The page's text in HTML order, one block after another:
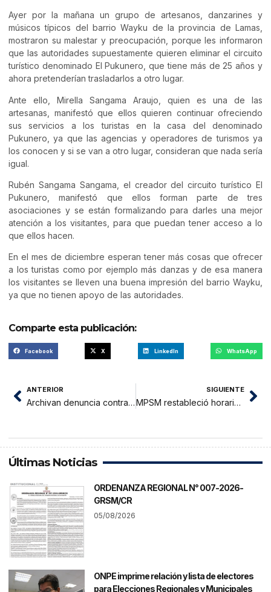
Ayer por la mañana un grupo de artesanos, danzarines y
músicos típicos del barrio Wayku de la provincia de Lamas,
mostraron su malestar y preocupación, porque les informaron
que las autoridades supuestamente quieren eliminar el circuito
turístico denominado El Pukunero, que tiene más de 25 años y
ahora pretenderían trasladarlos a otro lugar.
Ante ello, Mirella Sangama Araujo, quien es una de las
artesanas, manifestó que ellos quieren continuar ofreciendo
sus servicios a los turistas en la casa del denominado
Pukunero, ya que las agencias y operadores de turismos ya
los conocen y si se van a otro lugar, consideran que nada sería
igual.
Rubén Sangama Sangama, el creador del circuito turístico El
Pukunero, manifestó que ellos forman parte de tres
asociaciones y se están formalizando para darles una mejor
atención a los visitantes, para que puedan tener acceso a lo
que ellos hacen.
En el mes de diciembre esperan tener más cosas que ofrecer
a los turistas como por ejemplo más danzas y de esa manera
los visitantes se lleven una buena impresión del barrio Wayku,
ya que no tienen apoyo de las autoridades.
Comparte esta publicación:
Facebook X LinkedIn WhatsApp
ANTERIOR
Archivan denuncia contra alcalde Henry Maldonado por abuso de autoridad interpuesta por Publi Oriente
SIGUIENTE
MPSM restableció horario normal de recojo de residuos sólidos
Últimas Noticias
ORDENANZA REGIONAL N° 007-2026-
GRSM/CR
05/08/2026
ONPE imprime relación y lista de electores
para Elecciones Regionales y Municipales